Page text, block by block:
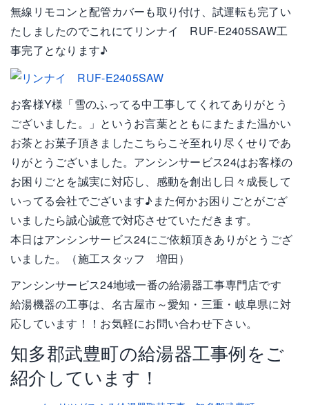
無線リモコンと配管カバーも取り付け、試運転も完了い
たしましたのでこれにてリンナイ RUF-E2405SAW工
事完了となります♪
お客様Y様「雪のふってる中工事してくれてありがとう
ございました。」というお言葉とともにまたまた温かい
お茶とお菓子頂きましたこちらこそ至れり尽くせりであ
りがとうございました。アンシンサービス24はお客様の
お困りごとを誠実に対応し、感動を創出し日々成長して
いってる会社でございます♪また何かお困りごとがござ
いましたら誠心誠意で対応させていただきます。
本日はアンシンサービス24にご依頼頂きありがとうござ
いました。（施工スタッフ 増田）
アンシンサービス24地域一番の給湯器工事専門店です
給湯機器の工事は、名古屋市～愛知・三重・岐阜県に対
応しています！！お気軽にお問い合わせ下さい。
知多郡武豊町の給湯器工事例をご
紹介しています！